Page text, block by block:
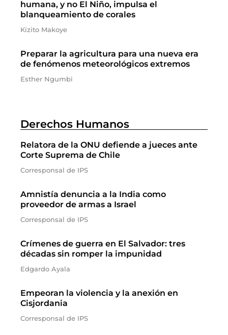
humana, y no El Niño, impulsa el
blanqueamiento de corales
Kizito Makoye
Preparar la agricultura para una nueva era
de fenómenos meteorológicos extremos
Esther Ngumbi
Derechos Humanos
Relatora de la ONU defiende a jueces ante
Corte Suprema de Chile
Corresponsal de IPS
Amnistía denuncia a la India como
proveedor de armas a Israel
Corresponsal de IPS
Crímenes de guerra en El Salvador: tres
décadas sin romper la impunidad
Edgardo Ayala
Empeoran la violencia y la anexión en
Cisjordania
Corresponsal de IPS